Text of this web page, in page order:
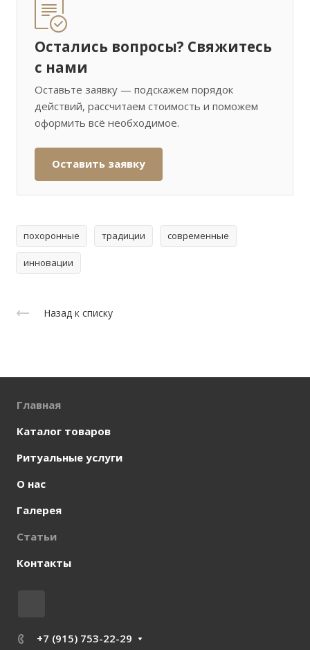
Остались вопросы? Свяжитесь
с нами
Оставьте заявку — подскажем порядок
действий, рассчитаем стоимость и поможем
оформить всё необходимое.
Оставить заявку
похоронные традиции современные
инновации
Назад к списку
Главная
Каталог товаров
Ритуальные услуги
О нас
Галерея
Статьи
Контакты
+7 (915) 753-22-29